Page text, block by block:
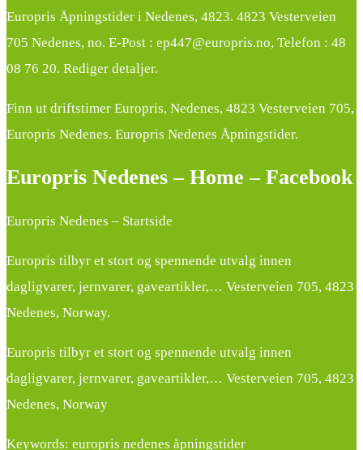
Europris Åpningstider i Nedenes, 4823. 4823 Vesterveien
705 Nedenes, no. E-Post : ep447@europris.no, Telefon : 48
08 76 20. Rediger detaljer.
Finn ut driftstimer Europris, Nedenes, 4823 Vesterveien 705,
Europris Nedenes. Europris Nedenes Åpningstider.
Europris Nedenes – Home – Facebook
Europris Nedenes – Startside
Europris tilbyr et stort og spennende utvalg innen
dagligvarer, jernvarer, gaveartikler,… Vesterveien 705, 4823
Nedenes, Norway.
Europris tilbyr et stort og spennende utvalg innen
dagligvarer, jernvarer, gaveartikler,… Vesterveien 705, 4823
Nedenes, Norway
Keywords: europris nedenes åpningstider